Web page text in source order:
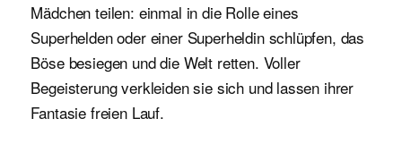
Mädchen teilen: einmal in die Rolle eines
Superhelden oder einer Superheldin schlüpfen, das
Böse besiegen und die Welt retten. Voller
Begeisterung verkleiden sie sich und lassen ihrer
Fantasie freien Lauf.